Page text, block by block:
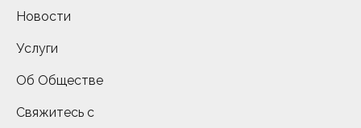
Новости
Услуги
Об Обществе
Свяжитесь с